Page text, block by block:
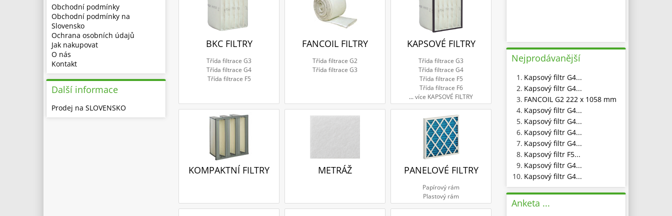
BKC FILTRY
Třída filtrace G3
Třída filtrace G4
Třída filtrace F5
FANCOIL FILTRY
Třída filtrace G2
Třída filtrace G3
KAPSOVÉ FILTRY
Třída filtrace G3
Třída filtrace G4
Třída filtrace F5
Třída filtrace F6
...více KAPSOVÉ FILTRY
KOMPAKTNÍ FILTRY METRÁŽ PANELOVÉ FILTRY
Papírový rám
Plastový rám
Obchodní podmínky
Obchodní podmínky na
Slovensko
Ochrana osobních údajů
Jak nakupovat
O nás
Kontakt
Další informace
Prodej na SLOVENSKO
Nejprodávanější
1. Kapsový filtr G4...
2. Kapsový filtr G4...
3. FANCOIL G2 222 x 1058 mm
4. Kapsový filtr G4...
5. Kapsový filtr G4...
6. Kapsový filtr G4...
7. Kapsový filtr G4...
8. Kapsový filtr F5...
9. Kapsový filtr G4...
10. Kapsový filtr G4...
Anketa ...